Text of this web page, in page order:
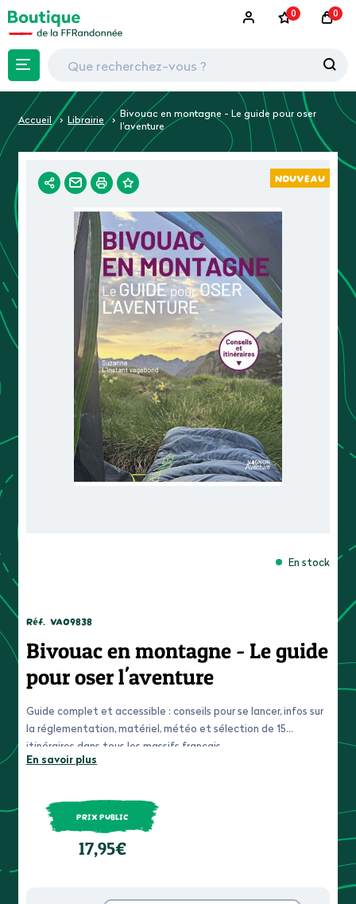
0 0
Accueil Librairie
Bivouac en montagne - Le guide pour oser
l'aventure
NOUVEAU
En stock
Réf. VA09838
Bivouac en montagne - Le guide
pour oser l'aventure
Guide complet et accessible : conseils pour se lancer, infos sur
la réglementation, matériel, météo et sélection de 15
itinéraires dans tous les massifs français.
En savoir plus
PRIX PUBLIC
17,95€